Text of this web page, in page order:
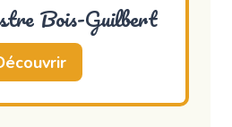
Bois-Guilbert